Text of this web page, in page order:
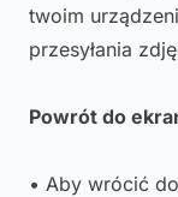
twoim
przesyłania
Powrót do
• Aby wrócić